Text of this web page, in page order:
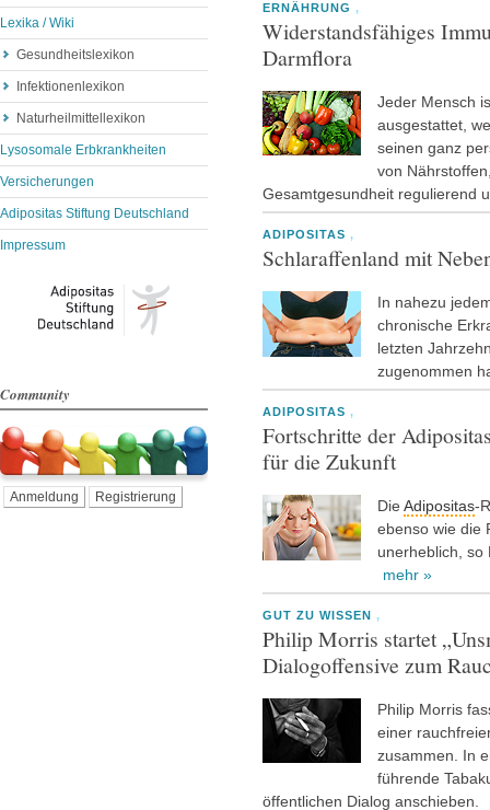
Lexika / Wiki
Gesundheitslexikon
Infektionenlexikon
Naturheilmittellexikon
Lysosomale Erbkrankheiten
Versicherungen
Adipositas Stiftung Deutschland
Impressum
Community
Anmeldung Registrierung
ERNÄHRUNG ,
Widerstandsfähiges
Darmflora
Jeder Mensch
ausgestattet,
seinen ganz
von
Gesamtgesundheit regulierend
ADIPOSITAS ,
Schlaraffenland mit
In nahezu
chronische
letzten
zugenommen
ADIPOSITAS ,
Fortschritte der
für die Zukunft
Die Adipositas-
ebenso wie die
unerheblich, so
mehr »
GUT ZU WISSEN ,
Philip Morris startet
Dialogoffensive zum
Philip Morris
einer
zusammen. In
führende
öffentlichen Dialog anschieben.